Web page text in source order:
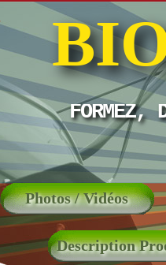
Photos / Vidéos
Description